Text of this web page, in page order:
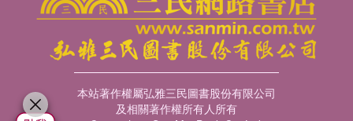
本站著作權屬弘雅三民圖書股份有限公司
及相關著作權所有人所有